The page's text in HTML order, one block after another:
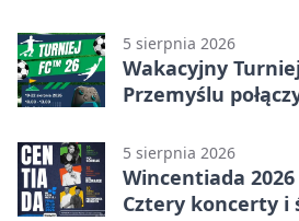
5 sierpnia 2026
Wakacyjny
Przemyślu
5 sierpnia 2026
Wincentiada
Cztery koncerty i